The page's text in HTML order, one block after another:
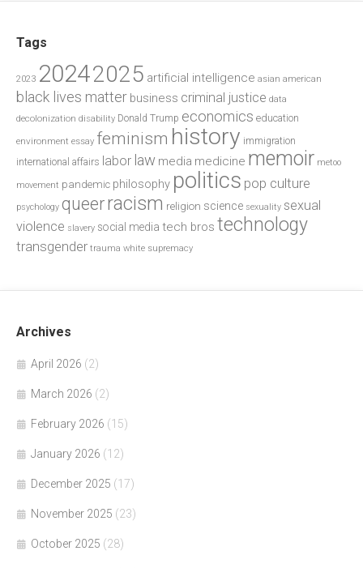
Tags
2023 20242025 artificial intelligence asian american
black lives matter business criminal justice data
decolonization disability Donald Trump economics education
environment essay feminism history immigration
international affairs labor law media medicine memoir metoo
movement pandemic philosophy politics pop culture
psychology queerracism religion science sexuality sexual
violence slavery social media tech bros technology
transgender trauma white supremacy
Archives
April 2026 (2)
March 2026 (2)
February 2026 (15)
January 2026 (12)
December 2025 (17)
November 2025 (23)
October 2025 (28)